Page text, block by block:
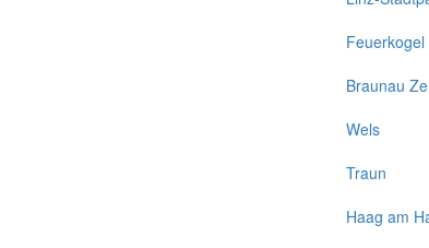
Feuerkogel
Braunau
Wels
Traun
Haag am